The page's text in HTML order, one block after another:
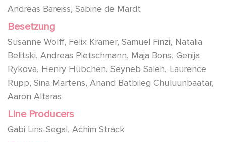
Andreas Bareiss, Sabine de Mardt
Besetzung
Susanne Wolff, Felix Kramer, Samuel Finzi, Natalia
Belitski, Andreas Pietschmann, Maja Bons, Genija
Rykova, Henry Hübchen, Seyneb Saleh, Laurence
Rupp, Sina Martens, Anand Batbileg Chuluunbaatar,
Aaron Altaras
Line Producers
Gabi Lins-Segal, Achim Strack